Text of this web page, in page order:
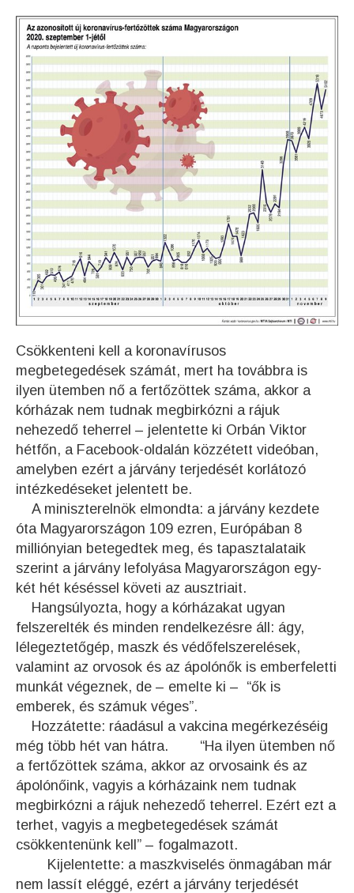
Csökkenteni kell a koronavírusos
megbetegedések számát, mert ha továbbra is
ilyen ütemben nő a fertőzöttek száma, akkor a
kórházak nem tudnak megbirkózni a rájuk
nehezedő teherrel – jelentette ki Orbán Viktor
hétfőn, a Facebook-oldalán közzétett videóban,
amelyben ezért a járvány terjedését korlátozó
intézkedéseket jelentett be.
A miniszterelnök elmondta: a járvány kezdete
óta Magyarországon 109 ezren, Európában 8
milliónyian betegedtek meg, és tapasztalataik
szerint a járvány lefolyása Magyarországon egy-
két hét késéssel követi az ausztriait.
Hangsúlyozta, hogy a kórházakat ugyan
felszerelték és minden rendelkezésre áll: ágy,
lélegeztetőgép, maszk és védőfelszerelések,
valamint az orvosok és az ápolónők is emberfeletti
munkát végeznek, de – emelte ki – “ők is
emberek, és számuk véges”.
Hozzátette: ráadásul a vakcina megérkezéséig
még több hét van hátra. “Ha ilyen ütemben nő
a fertőzöttek száma, akkor az orvosaink és az
ápolónőink, vagyis a kórházaink nem tudnak
megbirkózni a rájuk nehezedő teherrel. Ezért ezt a
terhet, vagyis a megbetegedések számát
csökkentenünk kell” – fogalmazott.
Kijelentette: a maszkviselés önmagában már
nem lassít eléggé, ezért a járvány terjedését